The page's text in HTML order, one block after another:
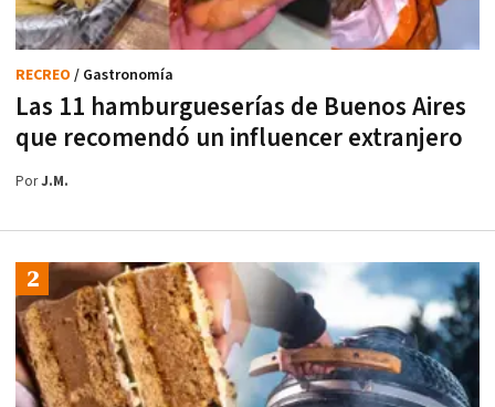
Las 11 hamburgueserías de Buenos Aires
que recomendó un influencer extranjero
RECREO / Gastronomía
PorJ.M.